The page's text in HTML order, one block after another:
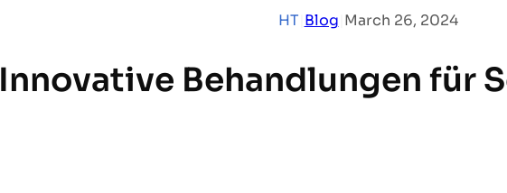
HT Blog March 26, 2024
Innovative Behandlungen für